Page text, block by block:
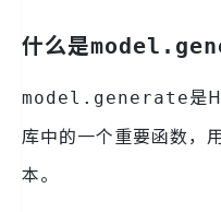
什么是
model.generate是
库中的一个重要函数，
本。